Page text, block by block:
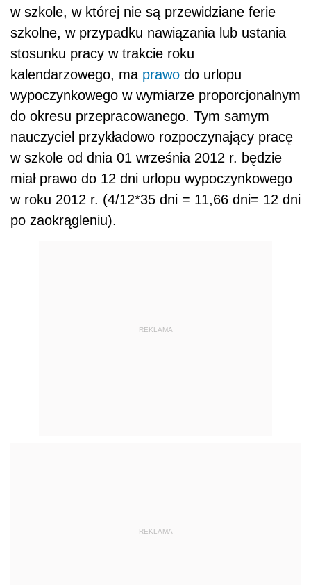
w szkole, w której nie są przewidziane ferie
szkolne, w przypadku nawiązania lub ustania
stosunku pracy w trakcie roku
kalendarzowego, ma prawo do urlopu
wypoczynkowego w wymiarze proporcjonalnym
do okresu przepracowanego. Tym samym
nauczyciel przykładowo rozpoczynający pracę
w szkole od dnia 01 września 2012 r. będzie
miał prawo do 12 dni urlopu wypoczynkowego
w roku 2012 r. (4/12*35 dni = 11,66 dni= 12 dni
po zaokrągleniu).
REKLAMA
REKLAMA